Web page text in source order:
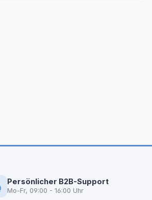
Persönlicher B2B-Support
Mo-Fr, 09:00 - 16:00 Uhr